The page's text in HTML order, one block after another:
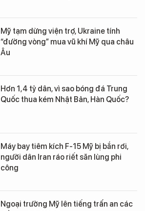
Mỹ tạm dừng viện trợ, Ukraine tính
“đường vòng” mua vũ khí Mỹ qua châu
Âu
Hơn 1,4 tỷ dân, vì sao bóng đá Trung
Quốc thua kém Nhật Bản, Hàn Quốc?
Máy bay tiêm kích F-15 Mỹ bị bắn rơi,
người dân Iran ráo riết săn lùng phi
công
Ngoại trưởng Mỹ lên tiếng trấn an các